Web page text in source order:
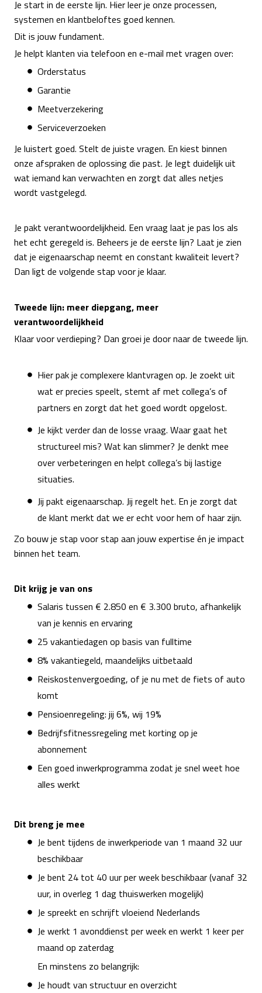
Je start in de eerste lijn. Hier leer je onze processen,
systemen en klantbeloftes goed kennen.
Dit is jouw fundament.
Je helpt klanten via telefoon en e-mail met vragen over:
Orderstatus
Garantie
Meetverzekering
Serviceverzoeken
Je luistert goed. Stelt de juiste vragen. En kiest binnen
onze afspraken de oplossing die past. Je legt duidelijk uit
wat iemand kan verwachten en zorgt dat alles netjes
wordt vastgelegd.
Je pakt verantwoordelijkheid. Een vraag laat je pas los als
het echt geregeld is. Beheers je de eerste lijn? Laat je zien
dat je eigenaarschap neemt en constant kwaliteit levert?
Dan ligt de volgende stap voor je klaar.
Tweede lijn: meer diepgang, meer
verantwoordelijkheid
Klaar voor verdieping? Dan groei je door naar de tweede lijn.
Hier pak je complexere klantvragen op. Je zoekt uit
wat er precies speelt, stemt af met collega’s of
partners en zorgt dat het goed wordt opgelost.
Je kijkt verder dan de losse vraag. Waar gaat het
structureel mis? Wat kan slimmer? Je denkt mee
over verbeteringen en helpt collega’s bij lastige
situaties.
Jij pakt eigenaarschap. Jij regelt het. En je zorgt dat
de klant merkt dat we er echt voor hem of haar zijn.
Zo bouw je stap voor stap aan jouw expertise én je impact
binnen het team.
Dit krijg je van ons
Salaris tussen € 2.850 en € 3.300 bruto, afhankelijk
van je kennis en ervaring
25 vakantiedagen op basis van fulltime
8% vakantiegeld, maandelijks uitbetaald
Reiskostenvergoeding, of je nu met de fiets of auto
komt
Pensioenregeling: jij 6%, wij 19%
Bedrijfsfitnessregeling met korting op je
abonnement
Een goed inwerkprogramma zodat je snel weet hoe
alles werkt
Dit breng je mee
Je bent tijdens de inwerkperiode van 1 maand 32 uur
beschikbaar
Je bent 24 tot 40 uur per week beschikbaar (vanaf 32
uur, in overleg 1 dag thuiswerken mogelijk)
Je spreekt en schrijft vloeiend Nederlands
Je werkt 1 avonddienst per week en werkt 1 keer per
maand op zaterdag
En minstens zo belangrijk:
Je houdt van structuur en overzicht